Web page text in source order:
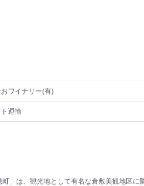
ワイナリー(有)
運輸
」は、観光地として有名な倉敷美観地区に